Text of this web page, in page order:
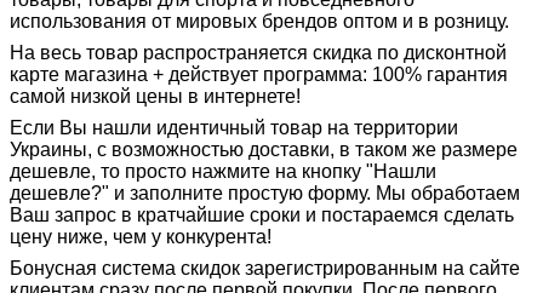
использования от мировых брендов оптом и в розницу.
На весь товар распространяется скидка по дисконтной
карте магазина + действует программа: 100% гарантия
самой низкой цены в интернете!
Если Вы нашли идентичный товар на территории
Украины, с возможностью доставки, в таком же размере
дешевле, то просто нажмите на кнопку "Нашли
дешевле?" и заполните простую форму. Мы обработаем
Ваш запрос в кратчайшие сроки и постараемся сделать
цену ниже, чем у конкурента!
Бонусная система скидок зарегистрированным на сайте